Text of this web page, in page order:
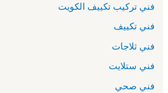
فني تركيب تكييف الكويت
فني تكييف
فني ثلاجات
فني ستلايت
فني صحي